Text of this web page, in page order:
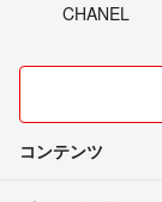
CHANEL
コンテンツ